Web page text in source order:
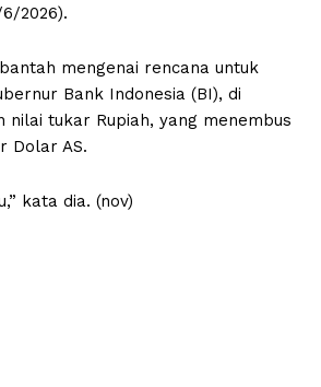
2026).
mengenai rencana untuk
Bank Indonesia (BI), di
nilai tukar Rupiah, yang menembus
Dolar AS.
kata dia. (nov)